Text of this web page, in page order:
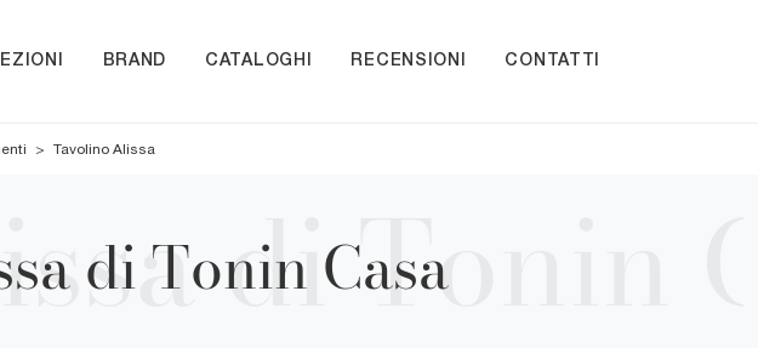
BRAND CATALOGHI RECENSIONI CONTATTI
> Tavolino Alissa
di Tonin Casa